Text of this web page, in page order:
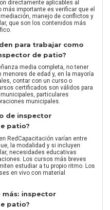
directamente aplicables al
más importante es verificar que el
manejo de conflictos y
que son los contenidos más
para trabajar como
de patio?
media completa, no tener
de edad y, en la mayoría
contar con un curso o
certificados son válidos para
particulares
municipales.
de inspector
patio?
RedCapacitación varían entre
la modalidad y si incluyen
necesidades educativas
Los cursos más breves
estudiar a tu propio ritmo. Los
en vivo con material
más: inspector
patio?